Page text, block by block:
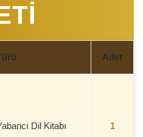
Adet
Dil Kitabı 1